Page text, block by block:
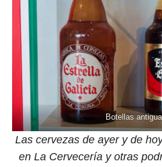
Botellas
Las cervezas de ayer y de
en La Cervecería y otras